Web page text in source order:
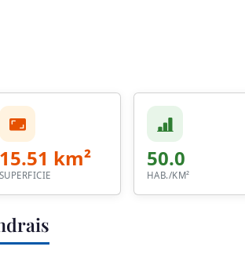
15.51 km²
SUPERFICIE
50.0
HAB./KM²